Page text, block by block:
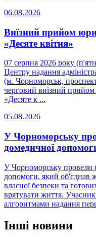
06.08.2026
Виїзний прийом
«Десяте квітня»
07 серпня 2026 року
Центру надання
(м. Чорноморськ,
черговий виїзний прийом
«Десяте к ...
05.08.2026
У Чорноморську
домедичної
У Чорноморську провели
допомоги, який об'єднав
власної безпеки та
врятувати життя.
алгоритмами надання
Інші новини